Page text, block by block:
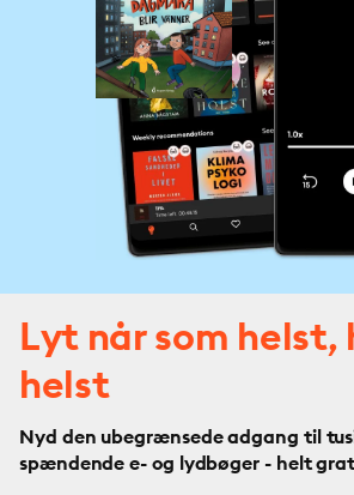
Lyt når som helst,
helst
Nyd den ubegrænsede adgang til
spændende e- og lydbøger - helt